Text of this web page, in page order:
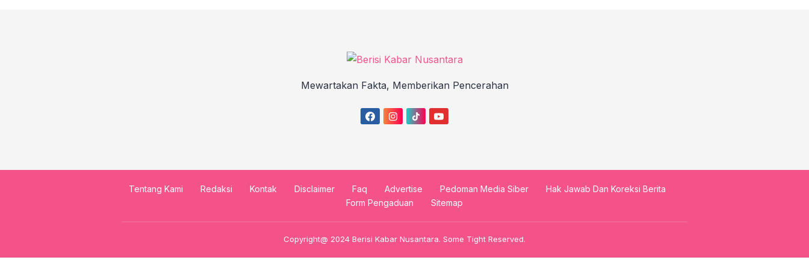
Mewartakan Fakta, Memberikan Pencerahan
Tentang Kami Redaksi Kontak Disclaimer Faq Advertise Pedoman Media Siber
Hak Jawab Dan Koreksi Berita
Form Pengaduan
Sitemap
Copyright@ 2024 Berisi Kabar Nusantara. Some Tight Reserved.